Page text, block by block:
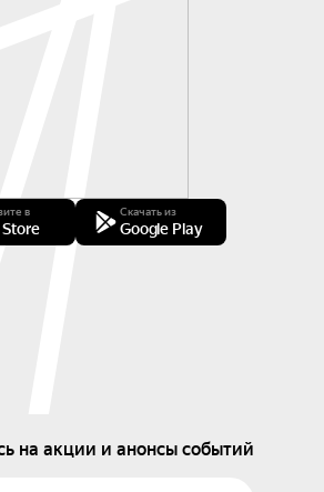
в Скачать из
Google Play
на акции и анонсы событий